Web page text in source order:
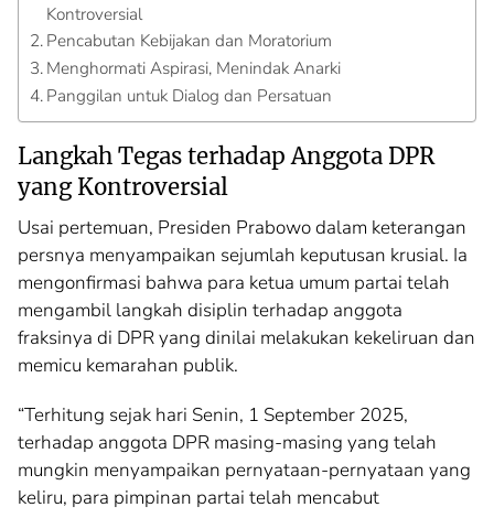
Kontroversial
Pencabutan Kebijakan dan Moratorium
Menghormati Aspirasi, Menindak Anarki
Panggilan untuk Dialog dan Persatuan
Langkah Tegas terhadap Anggota DPR
yang Kontroversial
Usai pertemuan, Presiden Prabowo dalam keterangan
persnya menyampaikan sejumlah keputusan krusial. Ia
mengonfirmasi bahwa para ketua umum partai telah
mengambil langkah disiplin terhadap anggota
fraksinya di DPR yang dinilai melakukan kekeliruan dan
memicu kemarahan publik.
“Terhitung sejak hari Senin, 1 September 2025,
terhadap anggota DPR masing-masing yang telah
mungkin menyampaikan pernyataan-pernyataan yang
keliru, para pimpinan partai telah mencabut